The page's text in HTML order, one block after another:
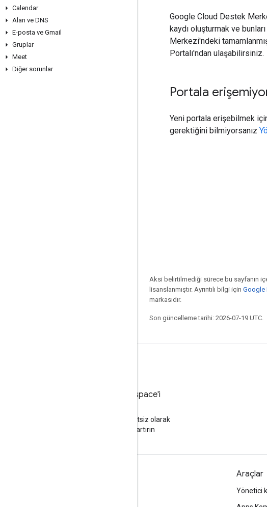
Calendar
Alan ve DNS
E-posta ve Gmail
Gruplar
Meet
Diğer sorunlar
Google Cloud Destek
kaydı oluşturmak ve
Merkezi'ndeki
Portalı'ndan ulaşabilirsiniz.
Portala
Yeni portala erişebilmek
gerektiğini bilmiyorsanız
Aksi belirtilmediği sürece bu sayfanın
lisanslanmıştır. Ayrıntılı bilgi için Google
markasıdır.
Son güncelleme tarihi: 2026-07-19 UTC.
Google Workspace'i
Yapay zeka ile ücretsiz olarak
üretkenliğinizi artırın
Araçlar
Yönetici